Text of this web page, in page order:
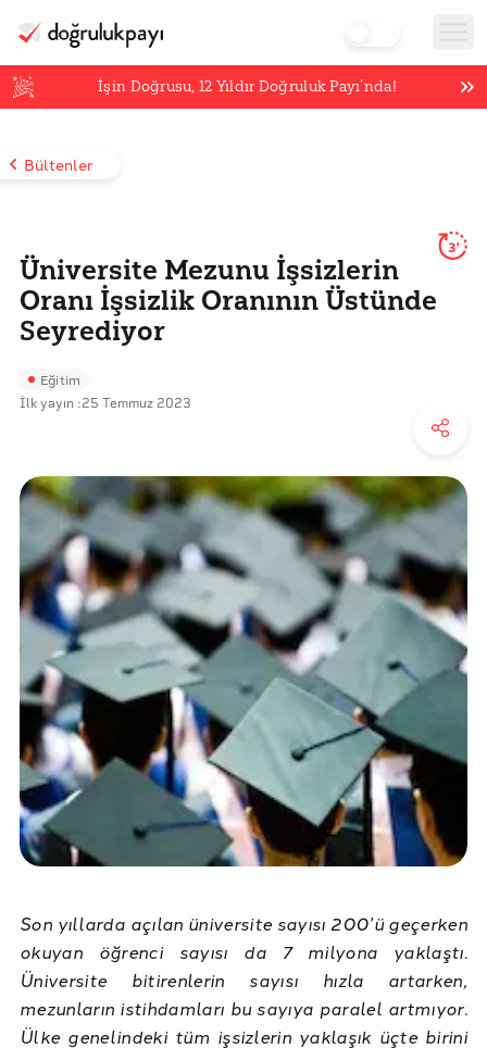
İşin Doğrusu,12 Yıldır Doğruluk Payı’nda!
Bültenler
Üniversite Mezunu İşsizlerin
Oranı İşsizlik Oranının Üstünde
Seyrediyor
3'
Eğitim
İlk yayın :25 Temmuz 2023
Son yıllarda açılan üniversite sayısı 200’ü geçerken
okuyan öğrenci sayısı da 7 milyona yaklaştı.
Üniversite bitirenlerin sayısı hızla artarken,
mezunların istihdamları bu sayıya paralel artmıyor.
Ülke genelindeki tüm işsizlerin yaklaşık üçte birini